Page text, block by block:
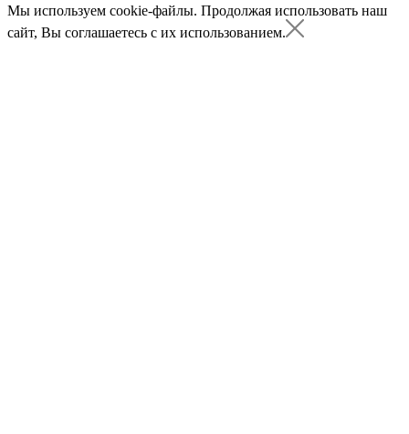
Мы используем cookie-файлы. Продолжая использовать наш
сайт, Вы соглашаетесь с их использованием.